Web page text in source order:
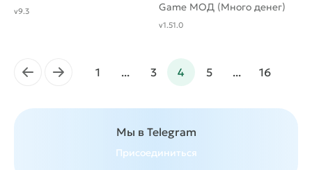
v9.3
Game МОД (Много денег)
v1.51.0
← → 1 ... 3 4 5 ... 16
Мы в Telegram
Присоединиться